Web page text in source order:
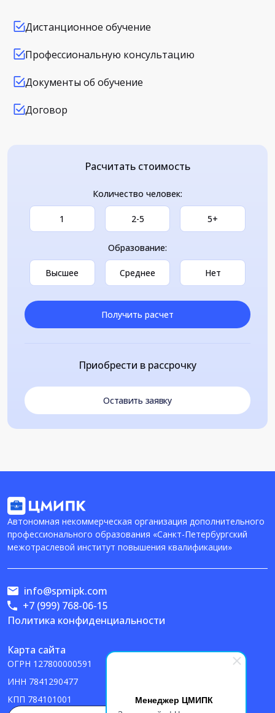
Менеджер ЦМИПК
Дистанционное обучение
Профессиональную консультацию
Документы об обучение
Договор
Расчитать стоимость
Количество человек:
1 2-5 5+
Образование:
Высшее Среднее Нет
Получить расчет
Приобрести в рассрочку
Оставить заявку
Автономная некоммерческая организация дополнительного
профессионального образования «Санкт-Петербургский
межотраслевой институт повышения квалификации»
Политика конфиденциальности
Карта сайта
ОГРН 127800000591
ИНН 7841290477
КПП 784101001
info@spmipk.com
+7 (999) 768-06-15